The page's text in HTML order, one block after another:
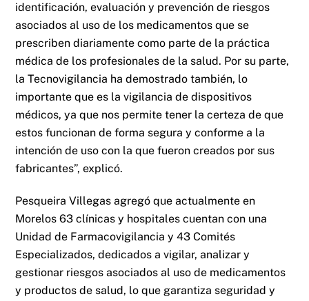
identificación, evaluación y prevención de riesgos
asociados al uso de los medicamentos que se
prescriben diariamente como parte de la práctica
médica de los profesionales de la salud. Por su parte,
la Tecnovigilancia ha demostrado también, lo
importante que es la vigilancia de dispositivos
médicos, ya que nos permite tener la certeza de que
estos funcionan de forma segura y conforme a la
intención de uso con la que fueron creados por sus
fabricantes”, explicó.
Pesqueira Villegas agregó que actualmente en
Morelos 63 clínicas y hospitales cuentan con una
Unidad de Farmacovigilancia y 43 Comités
Especializados, dedicados a vigilar, analizar y
gestionar riesgos asociados al uso de medicamentos
y productos de salud, lo que garantiza seguridad y